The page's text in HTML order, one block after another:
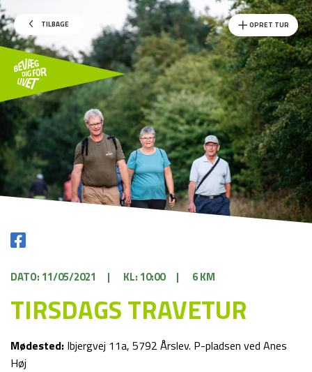
TILBAGE OPRET TUR
DATO: 11/05/2021 | KL: 10:00 | 6 KM
TIRSDAGS TRAVETUR
Mødested: Ibjergvej 11a, 5792 Årslev. P-pladsen ved Anes
Høj